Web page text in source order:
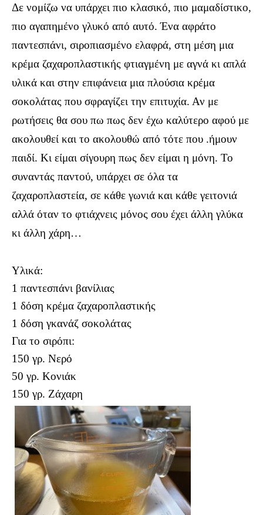
Δε νομίζω να υπάρχει πιο κλασικό, πιο μαμαδίστικο,
πιο αγαπημένο γλυκό από αυτό. Ένα αφράτο
παντεσπάνι, σιροπιασμένο ελαφρά, στη μέση μια
κρέμα ζαχαροπλαστικής φτιαγμένη με αγνά κι απλά
υλικά και στην επιφάνεια μια πλούσια κρέμα
σοκολάτας που σφραγίζει την επιτυχία. Αν με
ρωτήσεις θα σου πω πως δεν έχω καλύτερο αφού με
ακολουθεί και το ακολουθώ από τότε που .ήμουν
παιδί. Κι είμαι σίγουρη πως δεν είμαι η μόνη. Το
συναντάς παντού, υπάρχει σε όλα τα
ζαχαροπλαστεία, σε κάθε γωνιά και κάθε γειτονιά
αλλά όταν το φτιάχνεις μόνος σου έχει άλλη γλύκα
κι άλλη χάρη…
Υλικά:
1 παντεσπάνι βανίλιας
1 δόση κρέμα ζαχαροπλαστικής
1 δόση γκανάζ σοκολάτας
Για το σιρόπι:
150 γρ. Νερό
50 γρ. Κονιάκ
150 γρ. Ζάχαρη